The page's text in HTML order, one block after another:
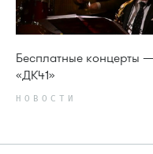
Бесплатные концерты
«ДК41»
НОВОСТИ